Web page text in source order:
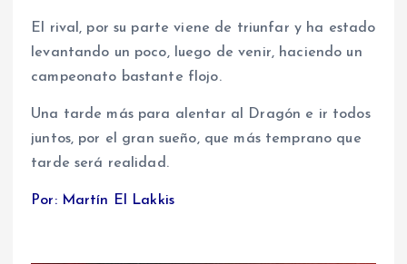
El rival, por su parte viene de triunfar y ha estado
levantando un poco, luego de venir, haciendo un
campeonato bastante flojo.
Una tarde más para alentar al Dragón e ir todos
juntos, por el gran sueño, que más temprano que
tarde será realidad.
Por: Martín El Lakkis